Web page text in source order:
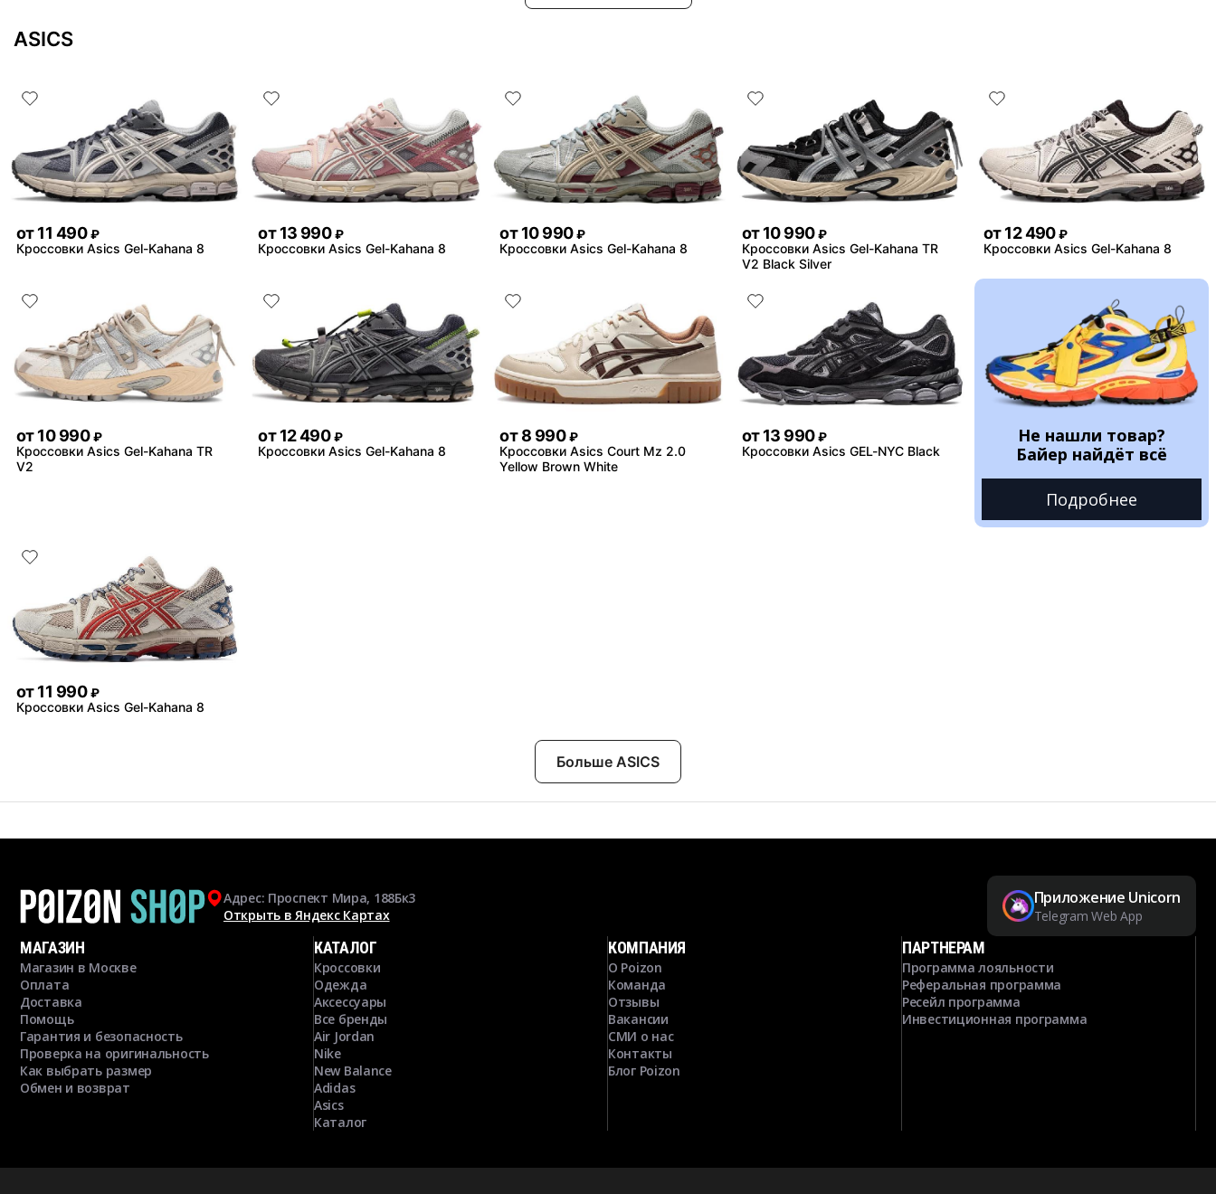
ASICS
от11 490 ₽
Кроссовки Asics Gel-Kahana 8
от 13 990 ₽
Кроссовки Asics Gel-Kahana 8
от 10 990 ₽
Кроссовки Asics Gel-Kahana 8
от 10 990 ₽
Кроссовки Asics Gel-Kahana TR
V2 Black Silver
от 12 490 ₽
Кроссовки Asics Gel-Kahana 8
от10 990 ₽
Кроссовки Asics Gel-Kahana TR
V2
от 12 490 ₽
Кроссовки Asics Gel-Kahana 8
от 8 990 ₽
Кроссовки Asics Court Mz 2.0
Yellow Brown White
от 13 990 ₽
Кроссовки Asics GEL-NYC Black
Не нашли товар?
Байер найдёт всё
Подробнее
от11 990 ₽
Кроссовки Asics Gel-Kahana 8
Больше ASICS
Адрес: Проспект Мира, 188Бк3
Открыть в Яндекс Картах
Приложение Unicorn
Telegram Web App
МАГАЗИН
Магазин в Москве
Оплата
Доставка
Помощь
Гарантия и безопасность
Проверка на оригинальность
Как выбрать размер
Обмен и возврат
КАТАЛОГ
Кроссовки
Одежда
Аксессуары
Все бренды
Air Jordan
Nike
New Balance
Adidas
Asics
Каталог
КОМПАНИЯ
О Poizon
Команда
Отзывы
Вакансии
СМИ о нас
Контакты
Блог Poizon
ПАРТНЕРАМ
Программа лояльности
Реферальная программа
Ресейл программа
Инвестиционная программа